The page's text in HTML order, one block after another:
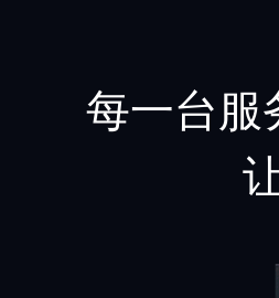
每一台服